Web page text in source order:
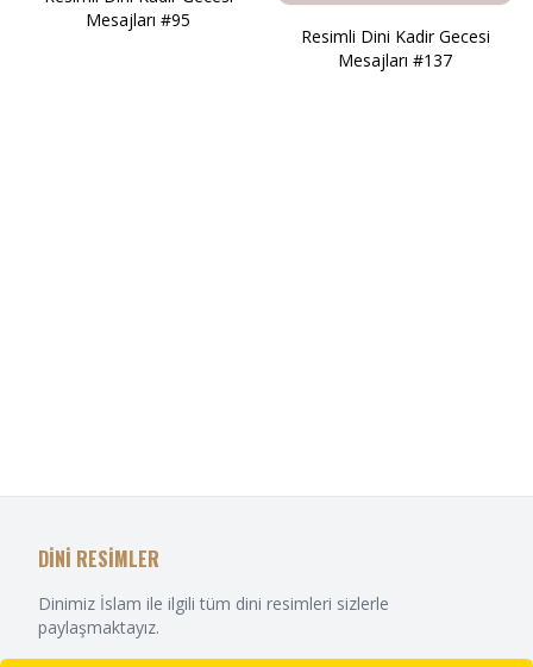
Mesajları #95
Resimli Dini Kadir Gecesi
Mesajları #137
DİNİ RESİMLER
Dinimiz İslam ile ilgili tüm dini resimleri sizlerle
paylaşmaktayız.